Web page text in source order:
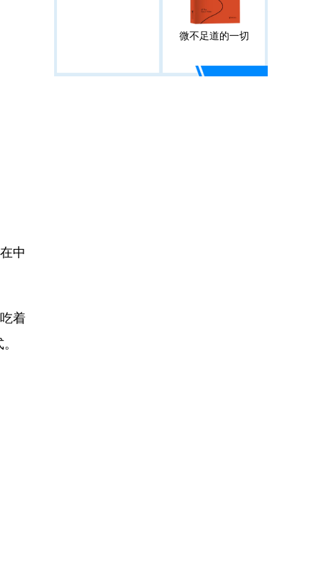
中
着
微不足道的一切